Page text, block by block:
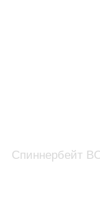
Спиннербейт